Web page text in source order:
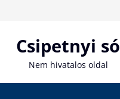
Csipetnyi só
Nem hivatalos oldal